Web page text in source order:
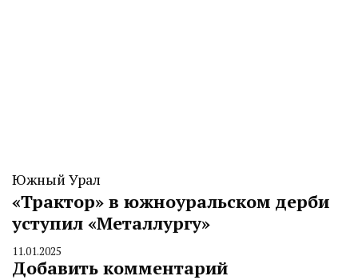
Южный Урал
«Трактор» в южноуральском дерби
уступил «Металлургу»
By
CHELINDUSTRY
11.01.2025
Добавить комментарий